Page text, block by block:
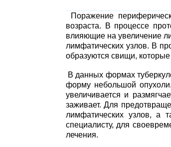
Поражение
возраста. В процессе
влияющие на увеличение
лимфатических узлов. В
образуются свищи,
В данных формах
форму небольшой
увеличивается и
заживает. Для
лимфатических узлов, а
специалисту, для
лечения.